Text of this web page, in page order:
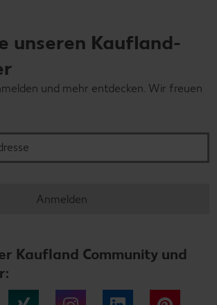
unseren Kaufland-
und mehr entdecken. Wir freuen
Anmelden
Kaufland Community und